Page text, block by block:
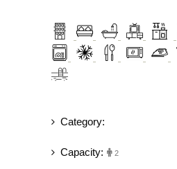
Category:
Capacity: 2